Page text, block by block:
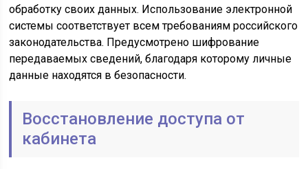
обработку своих данных. Использование электронной
системы соответствует всем требованиям российского
законодательства. Предусмотрено шифрование
передаваемых сведений, благодаря которому личные
данные находятся в безопасности.
Восстановление доступа от
кабинета